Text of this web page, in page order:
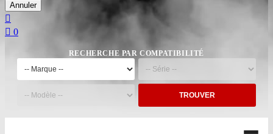
Annuler

 0
RECHERCHE PAR COMPATIBILITÉ
TROUVER